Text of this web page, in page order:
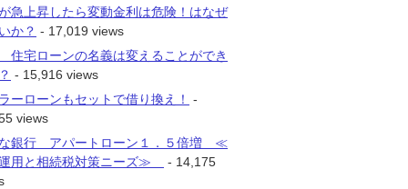
急上昇したら変動金利は危険！はなぜ
か？ - 17,019 views
宅ローンの名義は変えることができ
- 15,916 views
ーローンもセットで借り換え！
-
views
銀行 アパートローン１．５倍増 ≪
用と相続税対策ニーズ≫
- 14,175